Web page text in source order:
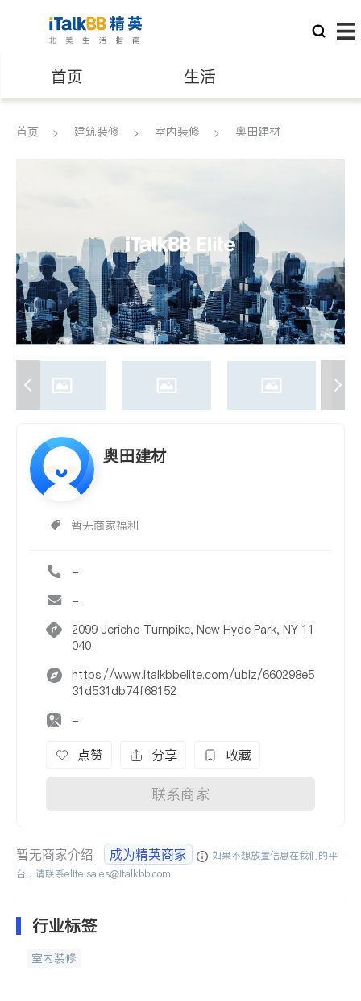
首页 生活
医生 律师
养老 非盈利组织
首页 建筑装修 室内装修 奥田建材
奥田建材
暂无商家福利
-
-
2099 Jericho Turnpike, New Hyde Park, NY 11
040
https://www.italkbbelite.com/ubiz/660298e5
31d531db74f68152
-
点赞 分享 收藏
联系商家
暂无商家介绍 成为精英商家
如果不想放置信息在我们的平
台，请联系elite.sales@italkbb.com
行业标签
室内装修